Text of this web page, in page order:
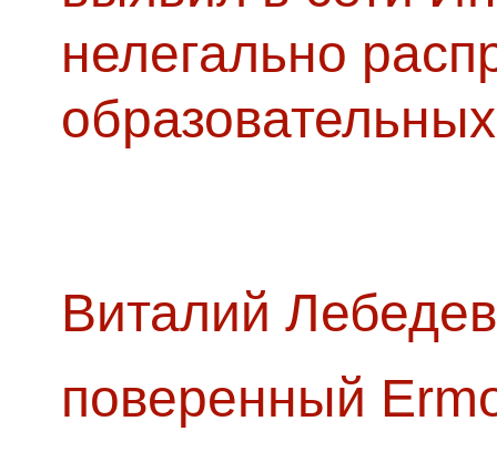
нелегально
Виталий
поверенный